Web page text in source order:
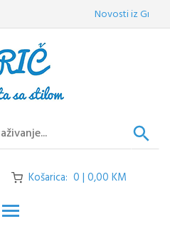
Novosti iz Griča:
Košarica: 0 | 0,00 KM